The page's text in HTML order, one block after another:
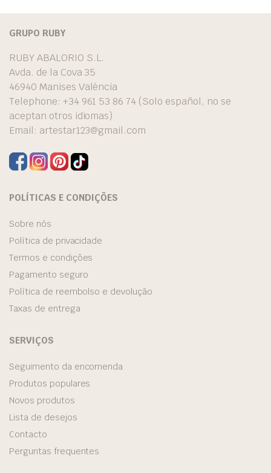
GRUPO RUBY
RUBY ABALORIO S.L.
Avda. de la Cova 35
46940 Manises València
Telephone: +34 961 53 86 74 (Solo español, no se
aceptan otros idiomas)
Email: artestar123@gmail.com
POLÍTICAS E CONDIÇÕES
Sobre nós
Política de privacidade
Termos e condições
Pagamento seguro
Política de reembolso e devolução
Taxas de entrega
SERVIÇOS
Seguimento da encomenda
Produtos populares
Novos produtos
Lista de desejos
Contacto
Perguntas frequentes